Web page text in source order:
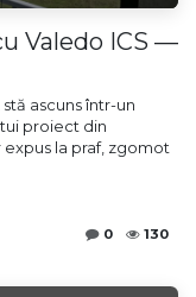
Valedo ICS —
ascuns într-un
proiect din
la praf, zgomot
0 130